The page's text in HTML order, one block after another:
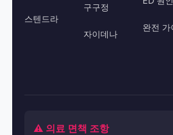
스텐드라
구구정
자이데나
완전 가
⚠️ 의료 면책 조항